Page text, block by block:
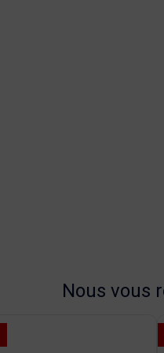
Nous vous